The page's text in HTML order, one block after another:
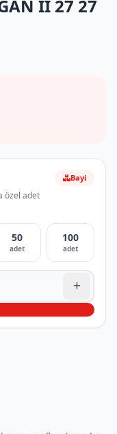
II 27 27
özel adet
Bayi
50
adet
100
adet